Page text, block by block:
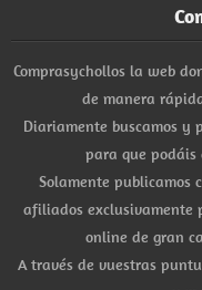
Comprasychollos la web
de manera
Diariamente buscamos y
para que podáis
Solamente publicamos
afiliados exclusivamente
online de gran
A través de vuestras